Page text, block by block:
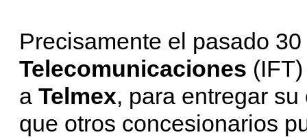
Precisamente el pasado
Telecomunicaciones
a Telmex, para entregar
que otros concesionarios